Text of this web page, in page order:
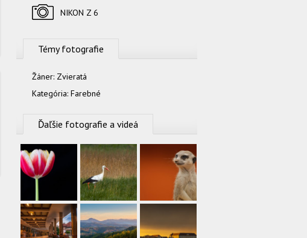
NIKON Z 6
Témy fotografie
Žáner: Zvieratá
Kategória: Farebné
Ďaľšie fotografie a videá